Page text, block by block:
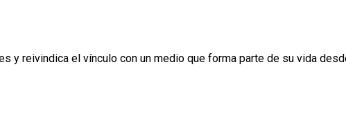
y reivindica el vínculo con un medio que forma parte de su vida